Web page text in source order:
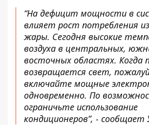
“На дефицит мощности в
влияет рост потребления
жары. Сегодня высокие
воздуха в центральных,
восточных областях. Когда
возвращается свет,
включайте мощные
одновременно. По
ограничьте использование
кондиционеров”, - сообщает